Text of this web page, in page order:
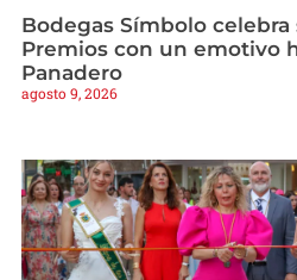
Bodegas Símbolo celebra
Premios con un emotivo
Panadero
agosto 9, 2026